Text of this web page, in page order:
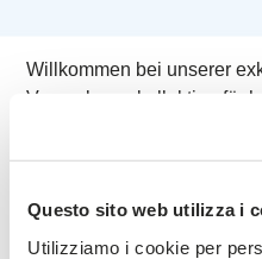
Questo sito web utilizza i
Utilizziamo i cookie per
Willkommen bei unserer
Verpackungskollektion für
Eleganz aus der Wahl
das Auspacken zu einem
machen.